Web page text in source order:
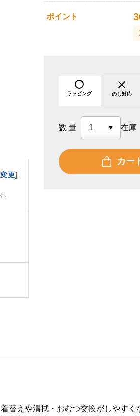
更]
。
ポイント
ラッピング のし対応
数量 在庫
カー
替えや清拭・おむつ交換がしやすく